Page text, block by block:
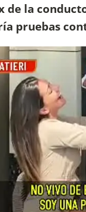
la
pruebas